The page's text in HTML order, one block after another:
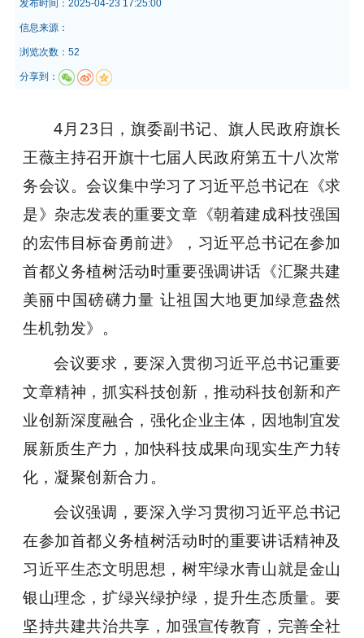
发布时间： 2025-04-23 17:25:00
信息来源：
浏览次数：52
分享到：
4月23日，旗委副书记、旗人民政府旗长
王薇主持召开旗十七届人民政府第五十八次常
务会议。会议集中学习了习近平总书记在《求
是》杂志发表的重要文章《朝着建成科技强国
的宏伟目标奋勇前进》，习近平总书记在参加
首都义务植树活动时重要强调讲话《汇聚共建
美丽中国磅礴力量 让祖国大地更加绿意盎然
生机勃发》。
会议要求，要深入贯彻习近平总书记重要
文章精神，抓实科技创新，推动科技创新和产
业创新深度融合，强化企业主体，因地制宜发
展新质生产力，加快科技成果向现实生产力转
化，凝聚创新合力。
会议强调，要深入学习贯彻习近平总书记
在参加首都义务植树活动时的重要讲话精神及
习近平生态文明思想，树牢绿水青山就是金山
银山理念，扩绿兴绿护绿，提升生态质量。要
坚持共建共治共享，加强宣传教育，完善全社